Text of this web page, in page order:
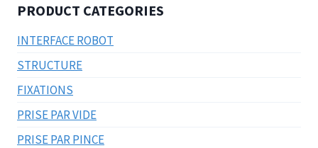
PRODUCT CATEGORIES
INTERFACE ROBOT
STRUCTURE
FIXATIONS
PRISE PAR VIDE
PRISE PAR PINCE